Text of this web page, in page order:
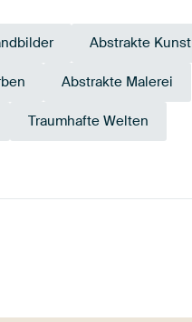
Abstrakte Kunst
Abstrakte Malerei
Traumhafte Welten